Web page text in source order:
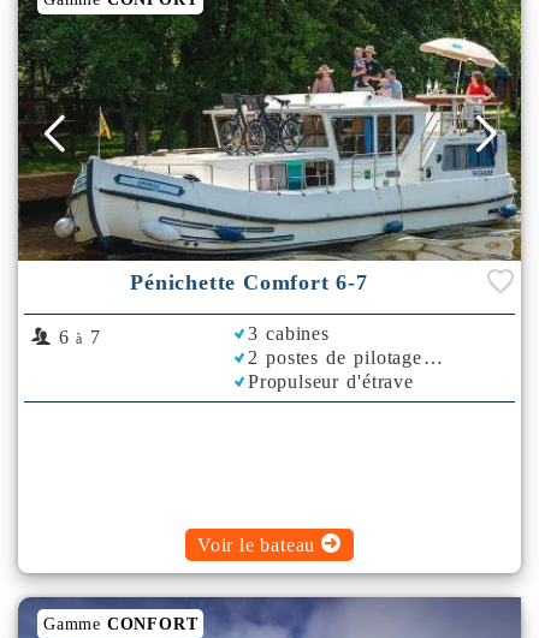
Pénichette Comfort 6-7
6 à 7
3 cabines
2 postes de pilotage
Propulseur d'étrave
Voir le bateau
Gamme CONFORT